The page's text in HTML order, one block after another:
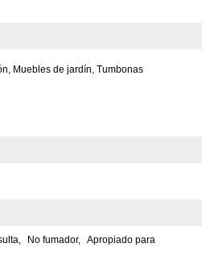
Muebles de jardín, Tumbonas
No fumador, Apropiado para